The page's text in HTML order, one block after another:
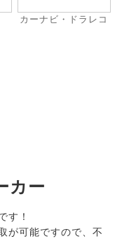
カーナビ・ドラレコ
カー
す！
が可能ですので、不